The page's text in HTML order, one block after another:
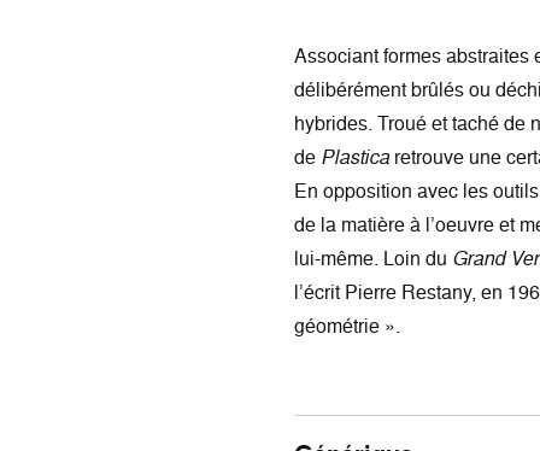
Associant formes abstraites
délibérément brûlés ou
hybrides. Troué et taché de
de Plasticaretrouve une
En opposition avec les
de la matière à l’oeuvre et
lui-même. Loin du Grand
l’écrit Pierre Restany, en
géométrie ».